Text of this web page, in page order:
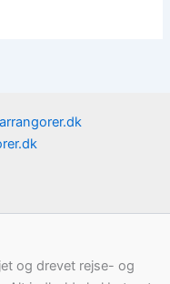
og drevet rejse- og